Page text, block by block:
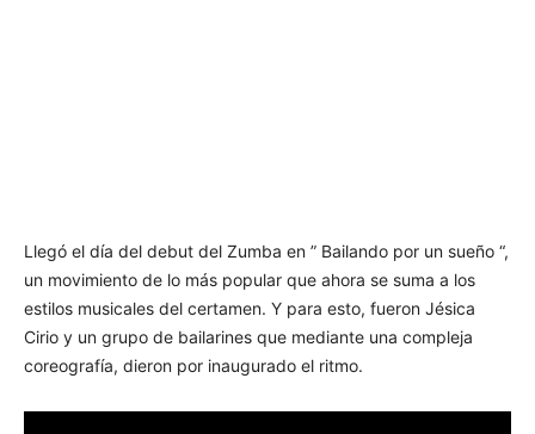
Llegó el día del debut del Zumba en ” Bailando por un sueño “,
un movimiento de lo más popular que ahora se suma a los
estilos musicales del certamen. Y para esto, fueron Jésica
Cirio y un grupo de bailarines que mediante una compleja
coreografía, dieron por inaugurado el ritmo.